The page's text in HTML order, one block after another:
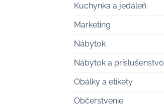
Kuchynka a jedáleň
Marketing
Nábytok
Nábytok a príslušenstvo
Obálky a etikety
Občerstvenie